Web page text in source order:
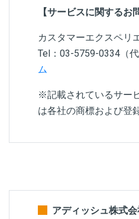
【サービスに関するお
カスタマーエクスペリ
Tel：03-5759-0334（代
ム
※記載されているサー
は各社の商標および登
アディッシュ株式